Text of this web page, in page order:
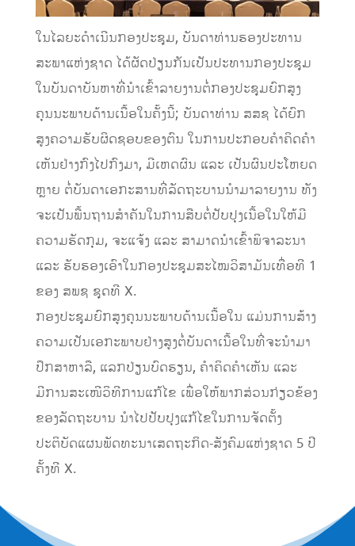
ໃນໄລຍະດໍາເນີນກອງປະຊຸມ, ບັນດາທ່ານຮອງປະທານ
ສະພາແຫ່ງຊາດ ໄດ້ຜັດປ່ຽນກັນເປັນປະທານກອງປະຊຸມ
ໃນບັນດາບັນຫາທີ່ນໍາເຂົ້າລາຍງານຕໍ່ກອງປະຊຸມຍົກສູງ
ຄຸນນະພາບດ້ານເນື້ອໃນຄັ້ງນີ້; ບັນດາທ່ານ ສສຊ ໄດ້ຍົກ
ສູງຄວາມຮັບຜິດຊອບຂອງຕົນ ໃນການປະກອບຄໍາຄິດຄໍາ
ເຫັນຢ່າງກົງໄປກົງມາ, ມີເຫດຜົນ ແລະ ເປັນຜົນປະໂຫຍດ
ຫຼາຍ ຕໍ່ບັນດາເອກະສານທີ່ລັດຖະບານນໍາມາລາຍງານ ທັງ
ຈະເປັນພື້ນຖານສໍາຄັນໃນການສືບຕໍ່ປັບປຸງເນື້ອໃນໃຫ້ມີ
ຄວາມຮັດກຸມ, ຈະແຈ້ງ ແລະ ສາມາດນໍາເຂົ້າພິຈາລະນາ
ແລະ ຮັບຮອງເອົາໃນກອງປະຊຸມສະໄໝວິສາມັນເທື່ອທີ 1
ຂອງ ສພຊ ຊຸດທີ X.
ກອງປະຊຸມຍົກສູງຄຸນນະພາບດ້ານເນື້ອໃນ ແມ່ນການສ້າງ
ຄວາມເປັນເອກະພາບຢ່າງສູງຕໍ່ບັນດາເນື້ອໃນທີ່ຈະນໍາມາ
ປຶກສາຫາລື, ແລກປ່ຽນບົດຮຽນ, ຄໍາຄິດຄໍາເຫັນ ແລະ
ມີການສະເໜີວິທີການແກ້ໄຂ ເພື່ອໃຫ້ພາກສ່ວນກ່ຽວຂ້ອງ
ຂອງລັດຖະບານ ນໍາໄປປັບປຸງແກ້ໄຂໃນການຈັດຕັ້ງ
ປະຕິບັດແຜນພັດທະນາເສດຖະກິດ-ສັງຄົມແຫ່ງຊາດ 5 ປີ
ຄັ້ງທີ X.